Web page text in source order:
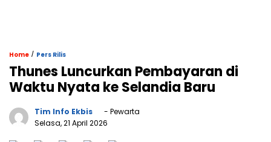
Home / Pers Rilis
Thunes Luncurkan Pembayaran di
Waktu Nyata ke Selandia Baru
Tim Info Ekbis
- Pewarta
Selasa, 21 April 2026